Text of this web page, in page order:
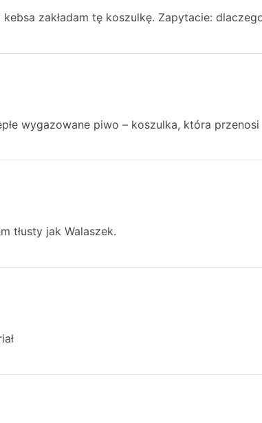
zakładam tę koszulkę. Zapytacie:
wygazowane piwo – koszulka, która
tłusty jak Walaszek.